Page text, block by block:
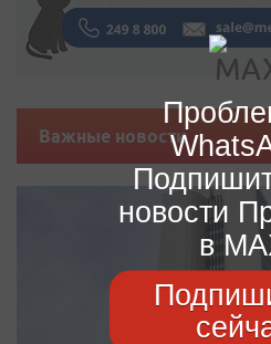
Важные новости
новости
в